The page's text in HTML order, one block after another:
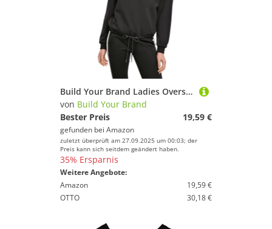
Build Your Brand Ladies Oversize Crewneck Schwarz Black L
von Build Your Brand
Bester Preis
19,59 €
gefunden bei Amazon
zuletzt überprüft am 27.09.2025 um 00:03; der
Preis kann sich seitdem geändert haben.
35% Ersparnis
Weitere Angebote:
Amazon
19,59 €
OTTO
30,18 €